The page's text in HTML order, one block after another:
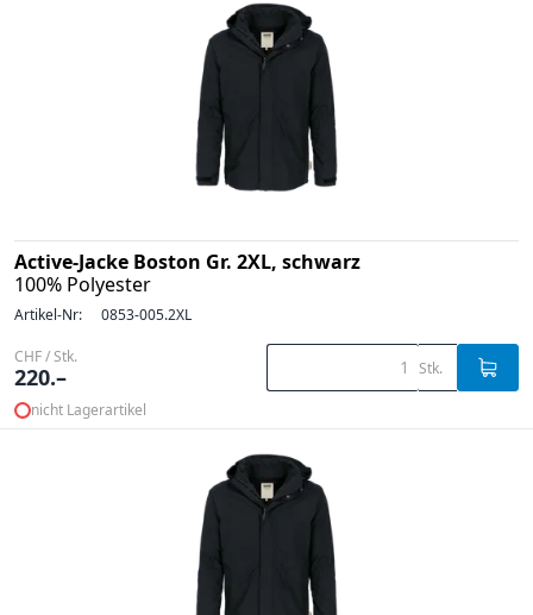
Active-Jacke Boston Gr. 2XL, schwarz
100% Polyester
Artikel-Nr: 0853-005.2XL
CHF / Stk.
220.– Stk.
nicht Lagerartikel